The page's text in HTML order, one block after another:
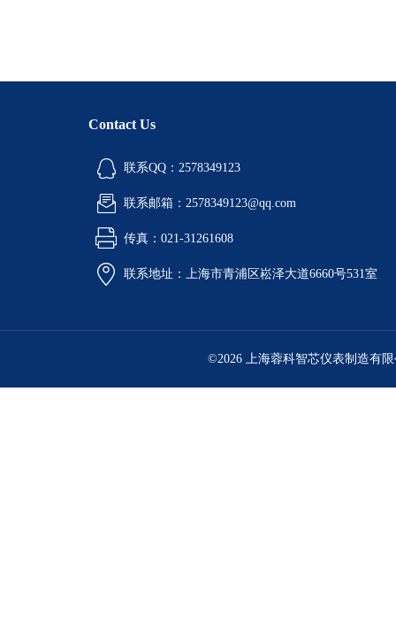
Contact Us
联系QQ：2578349123
联系邮箱：2578349123@qq.com
传真：021-31261608
联系地址：上海市青浦区崧泽大道6660号531室
©2026 上海蓉科智芯仪表制造有